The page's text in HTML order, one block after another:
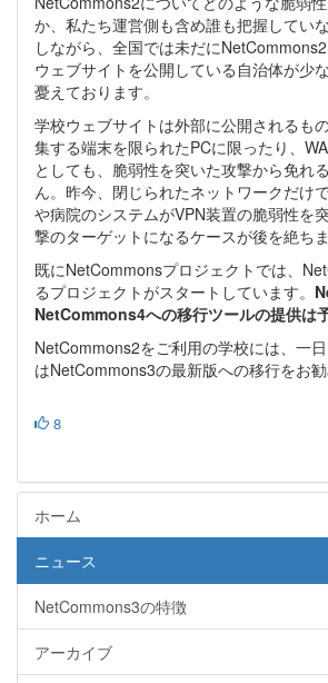
か、私たち運営側も含め誰も把握してい
しながら、全国では未だに
ウェブサイトを公開している自治体が少
憂えております。
学校ウェブサイトは外部に公開されるも
集する端末を限られたPCに限ったり、
としても、脆弱性を突いた攻撃から免れ
ん。昨今、閉じられたネットワークだけ
や病院のシステムがVPN装置の脆弱性を
撃のターゲットになるケースが後を絶ちま
既にNetCommonsプロジェクトでは、
るプロジェクトがスタートしています。
NetCommons4への移行ツールの提供は
NetCommons2をご利用の学校には、一
はNetCommons3の最新版への移行をお勧
8
ホーム
ニュース
NetCommons3の特徴
アーカイブ